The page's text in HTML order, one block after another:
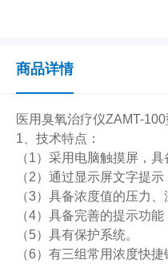
商品详情
医用臭氧治疗仪ZAMT-100
1、技术特点：
（1）采用电脑触摸屏，
（2）通过显示屏文字提
（3）具备浓度值的压力
（4）具备完善的提示功
（5）具有保护系统。
（6）有三组常用浓度快